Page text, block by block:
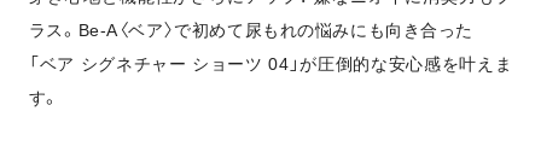
ラス。Be-A〈ベア〉で初めて尿もれの悩みにも向き合った
「ベア シグネチャー ショーツ 04」が圧倒的な安心感を叶えま
す。